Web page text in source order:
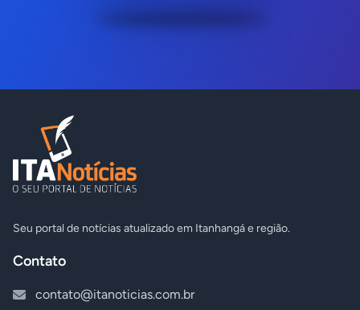
Seu portal de notícias atualizado em Itanhangá e região.
Contato
contato@itanoticias.com.br